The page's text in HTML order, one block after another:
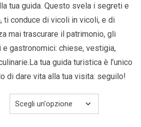
tua guida. Questo svela i segreti e
ti conduce di vicoli in vicoli, e di
mai trascurare il patrimonio, gli
gastronomici: chiese, vestigia,
tua guida turistica è l’unico
di dare vita alla tua visita: seguilo!